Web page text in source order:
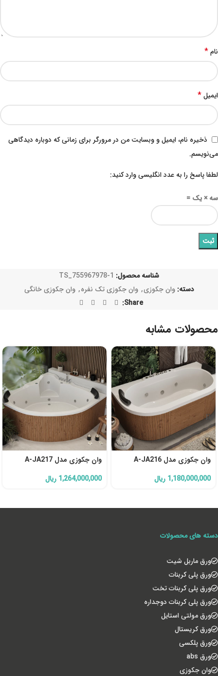
نام*
ایمیل*
ذخیره نام، ایمیل و وبسایت من در مرورگر برای زمانی که دوباره دیدگاهی
می‌نویسم.
لطفا پاسخ را به عدد انگلیسی وارد کنید:
سه × یک =
شناسه محصول: TS_755967978-1
دسته: وان جکوزی, وان جکوزی تک نفره, وان جکوزی خانگی
Share:
محصولات مشابه
وان جکوزی مدل A-JA216
1,180,000,000 ریال
وان جکوزی مدل A-JA217
1,264,000,000 ریال
دسته های محصولات
ورق ماربل شیت
ورق پلی کربنات
ورق پلی کربنات تخت
ورق پلی کربنات دوجداره
ورق مولتی استایل
ورق کریستال
ورق پلکسی
ورق abs
وان جکوزی